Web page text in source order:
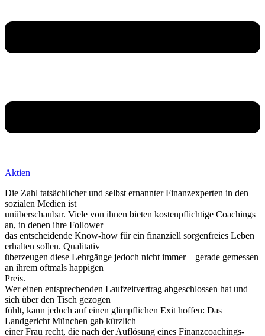
Aktien
Die Zahl tatsächlicher und selbst ernannter Finanzexperten in den
sozialen Medien ist
unüberschaubar. Viele von ihnen bieten kostenpflichtige Coachings
an, in denen ihre Follower
das entscheidende Know-how für ein finanziell sorgenfreies Leben
erhalten sollen. Qualitativ
überzeugen diese Lehrgänge jedoch nicht immer – gerade gemessen
an ihrem oftmals happigen
Preis.
Wer einen entsprechenden Laufzeitvertrag abgeschlossen hat und
sich über den Tisch gezogen
fühlt, kann jedoch auf einen glimpflichen Exit hoffen: Das
Landgericht München gab kürzlich
einer Frau recht, die nach der Auflösung eines Finanzcoachings-